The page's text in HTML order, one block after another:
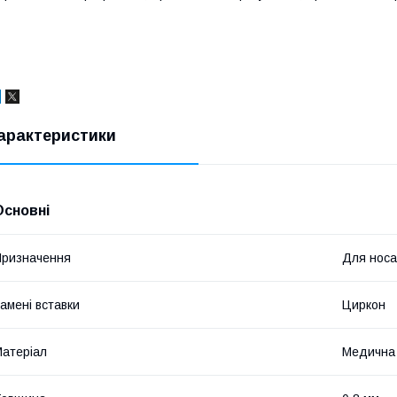
Для носа
вставки Циркон
Медична